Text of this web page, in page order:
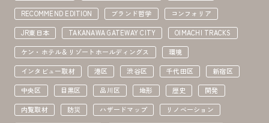
RECOMMEND EDITION
ブランド哲学
コンフォリア
JR東日本
TAKANAWA GATEWAY CITY
OIMACHI TRACKS
ケン・ホテル＆リゾートホールディングス
環境
インタビュー取材
港区 渋谷区 千代田区
新宿区
中央区
目黒区 品川区 地形 歴史
開発
内覧取材
防災 ハザードマップ
リノベーション